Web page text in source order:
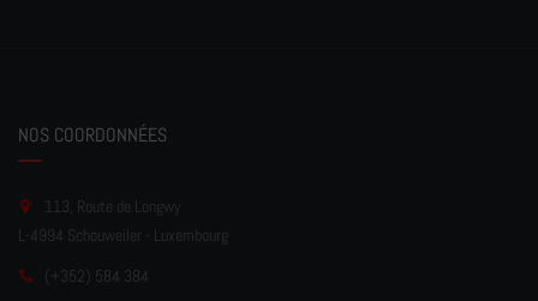
NOS COORDONNÉES
113, Route de Longwy
L-4994 Schouweiler - Luxembourg
(+352) 584 384